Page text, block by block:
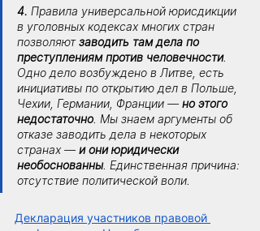
4. Правила универсальной юрисдикции
в уголовных кодексах многих стран
позволяют заводить там дела по
преступлениям против человечности.
Одно дело возбуждено в Литве, есть
инициативы по открытию дел в Польше,
Чехии, Германии, Франции — но этого
недостаточно . Мы знаем аргументы об
отказе заводить дела в некоторых
странах — и они юридически
необоснованны. Единственная причина:
отсутствие политической воли.
Декларация участников правовой